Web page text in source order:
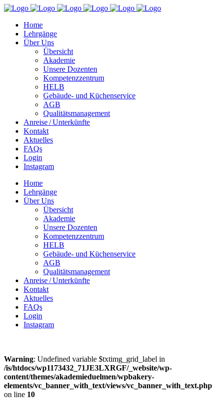
Home
Lehrgänge
Über Uns
Übersicht
Akademie
Unsere Dozenten
Kompetenzzentrum
HELB
Gebäude- und Küchenservice
AGB
Qualitätsmanagement
Anreise / Unterkünfte
Kontakt
Aktuelles
FAQs
Login
Instagram
Home
Lehrgänge
Über Uns
Übersicht
Akademie
Unsere Dozenten
Kompetenzzentrum
HELB
Gebäude- und Küchenservice
AGB
Qualitätsmanagement
Anreise / Unterkünfte
Kontakt
Aktuelles
FAQs
Login
Instagram
Warning: Undefined variable $txtimg_grid_label in
/is/htdocs/wp1173432_71JE3LXRGF/_website/wp-
content/themes/akademieduelmen/wpbakery-
elements/vc_banner_with_text/views/vc_banner_with_text.php
on line 10